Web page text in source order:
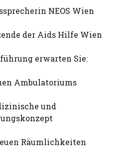
NEOS Wien
der Aids Hilfe Wien
erwarten Sie:
Ambulatoriums
und
Räumlichkeiten